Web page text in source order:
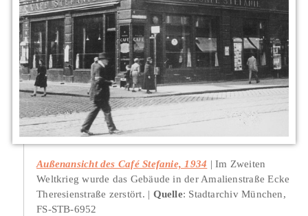
Außenansicht des Café Stefanie, 1934
Im Zweiten
Weltkrieg wurde das Gebäude in der Amalienstraße Ecke
Theresienstraße zerstört.
Quelle: Stadtarchiv München,
FS-STB-6952